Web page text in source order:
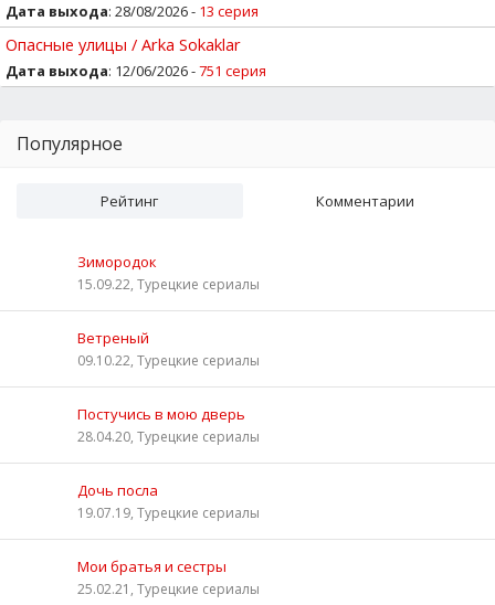
Дата выхода: 28/08/2026 - 13 серия
Опасные улицы / Arka Sokaklar
Дата выхода: 12/06/2026 -751 серия
Популярное
Рейтинг Комментарии
Зимородок
15.09.22, Турецкие сериалы
Ветреный
09.10.22, Турецкие сериалы
Постучись в мою дверь
28.04.20, Турецкие сериалы
Дочь посла
19.07.19, Турецкие сериалы
Мои братья и сестры
25.02.21, Турецкие сериалы